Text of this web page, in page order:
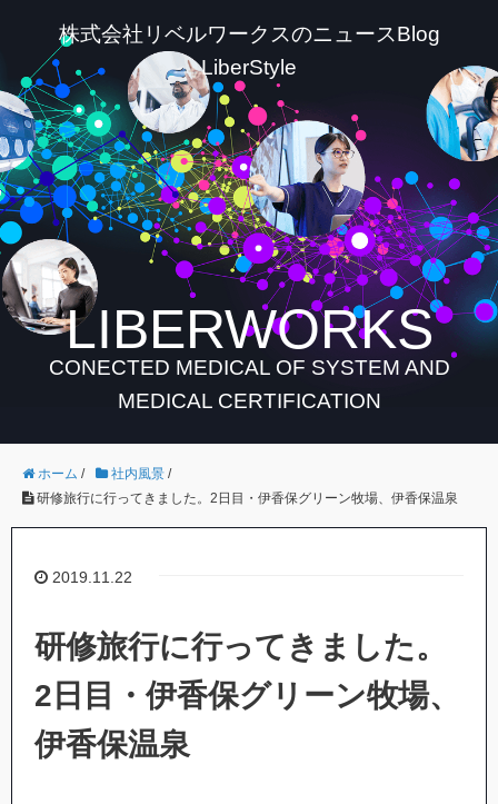
株式会社リベルワークスのニュースBlog
LiberStyle
LIBERWORKS
CONECTED MEDICAL OF SYSTEM AND
MEDICAL CERTIFICATION
ホーム / 社内風景 /
研修旅行に行ってきました。2日目・伊香保グリーン牧場、伊香保温泉
2019.11.22
研修旅行に行ってきました。
2日目・伊香保グリーン牧場、
伊香保温泉